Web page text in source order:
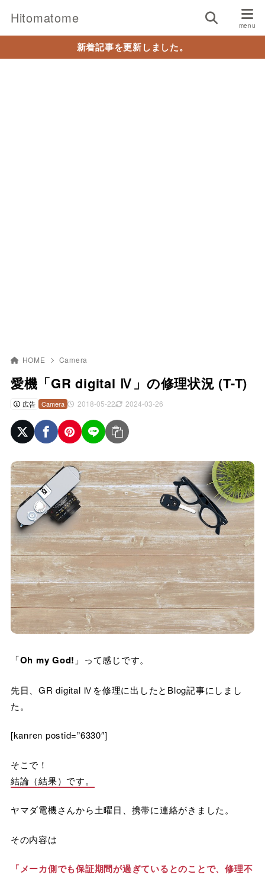
Hitomatome
新着記事を更新しました。
HOME Camera
愛機「GR digital Ⅳ」の修理状況 (T-T)
広告 2018-05-22 2024-03-26
Camera
「Oh my God! 」って感じです。
先日、GR digital Ⅳを修理に出したとBlog記事にしまし
た。
[kanren postid=”6330″]
そこで！
結論（結果）です。
ヤマダ電機さんから土曜日、携帯に連絡がきました。
その内容は
「メーカ側でも保証期間が過ぎているとのことで、修理不